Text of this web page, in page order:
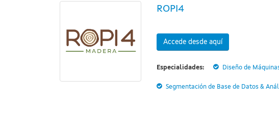
ROPI4
Accede desde aquí
Especialidades: Diseño de
Segmentación de Base de Datos &